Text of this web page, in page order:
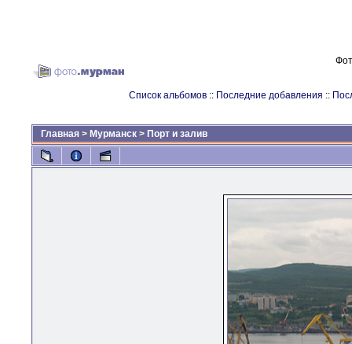
Список альбомов :: Последние добавления ::
Главная > Мурманск > Порт и залив